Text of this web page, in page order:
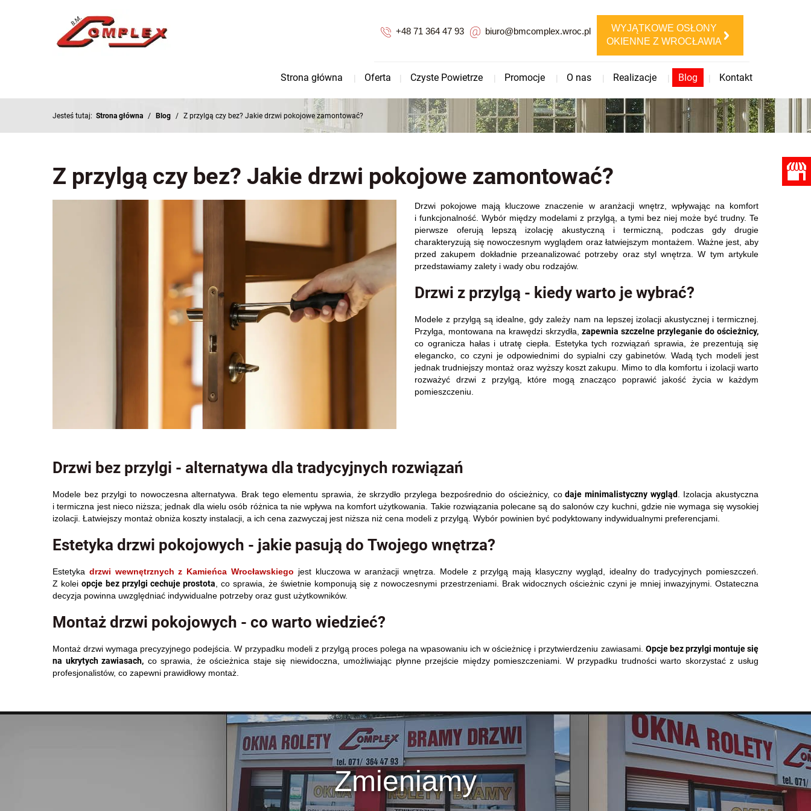
+48 71 364 47 93 biuro@bmcomplex.wroc.pl
WYJĄTKOWE OSŁONY
OKIENNE Z WROCŁAWIA
Strona główna Oferta Czyste Powietrze Promocje O nas Realizacje Blog Kontakt
Jesteś tutaj: Strona główna / Blog / Z przylgą czy bez? Jakie drzwi pokojowe zamontować?
Z przylgą czy bez? Jakie drzwi pokojowe zamontować?
Drzwi pokojowe mają kluczowe znaczenie w aranżacji wnętrz, wpływając na komfort
i funkcjonalność. Wybór między modelami z przylgą, a tymi bez niej może być trudny. Te
pierwsze oferują lepszą izolację akustyczną i termiczną, podczas gdy drugie
charakteryzują się nowoczesnym wyglądem oraz łatwiejszym montażem. Ważne jest, aby
przed zakupem dokładnie przeanalizować potrzeby oraz styl wnętrza. W tym artykule
przedstawiamy zalety i wady obu rodzajów.
Drzwi z przylgą - kiedy warto je wybrać?
Modele z przylgą są idealne, gdy zależy nam na lepszej izolacji akustycznej i termicznej.
Przylga, montowana na krawędzi skrzydła, zapewnia szczelne przyleganie do ościeżnicy,
co ogranicza hałas i utratę ciepła. Estetyka tych rozwiązań sprawia, że prezentują się
elegancko, co czyni je odpowiednimi do sypialni czy gabinetów. Wadą tych modeli jest
jednak trudniejszy montaż oraz wyższy koszt zakupu. Mimo to dla komfortu i izolacji warto
rozważyć drzwi z przylgą, które mogą znacząco poprawić jakość życia w każdym
pomieszczeniu.
Drzwi bez przylgi - alternatywa dla tradycyjnych rozwiązań
Modele bez przylgi to nowoczesna alternatywa. Brak tego elementu sprawia, że skrzydło przylega bezpośrednio do ościeżnicy, codaje minimalistyczny wygląd . Izolacja akustyczna
i termiczna jest nieco niższa; jednak dla wielu osób różnica ta nie wpływa na komfort użytkowania. Takie rozwiązania polecane są do salonów czy kuchni, gdzie nie wymaga się wysokiej
izolacji. Łatwiejszy montaż obniża koszty instalacji, a ich cena zazwyczaj jest niższa niż cena modeli z przylgą. Wybór powinien być podyktowany indywidualnymi preferencjami.
Estetyka drzwi pokojowych - jakie pasują do Twojego wnętrza?
Estetyka drzwi wewnętrznych z Kamieńca Wrocławskiego jest kluczowa w aranżacji wnętrza. Modele z przylgą mają klasyczny wygląd, idealny do tradycyjnych pomieszczeń.
Z koleiopcje bez przylgi cechuje prostota , co sprawia, że świetnie komponują się z nowoczesnymi przestrzeniami. Brak widocznych ościeżnic czyni je mniej inwazyjnymi. Ostateczna
decyzja powinna uwzględniać indywidualne potrzeby oraz gust użytkowników.
Montaż drzwi pokojowych - co warto wiedzieć?
Montaż drzwi wymaga precyzyjnego podejścia. W przypadku modeli z przylgą proces polega na wpasowaniu ich w ościeżnicę i przytwierdzeniu zawiasami. Opcje bez przylgi montuje się
na ukrytych zawiasach, co sprawia, że ościeżnica staje się niewidoczna, umożliwiając płynne przejście między pomieszczeniami. W przypadku trudności warto skorzystać z usług
profesjonalistów, co zapewni prawidłowy montaż.
Zmieniamy